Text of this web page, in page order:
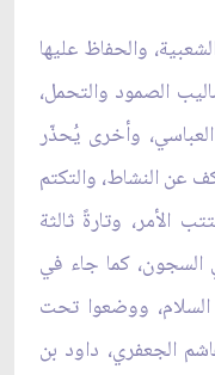
والحفاظ عليها
الصمود والتحمل،
وأخرى يُحذّر
عن النشاط، والتكتم
الأمر، وتارةً ثالثة
السجون، كما جاء في
ووضعوا تحت
الجعفري، داود بن